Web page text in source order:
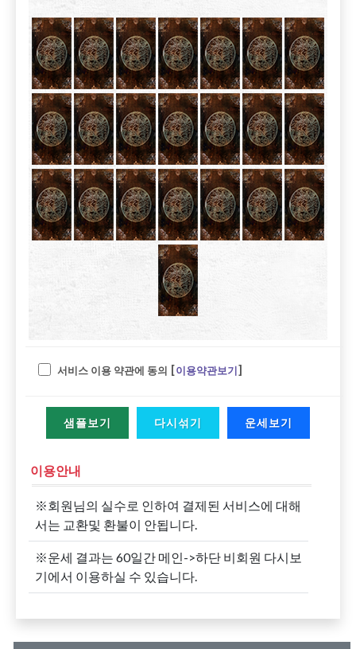
서비스 이용 약관에 동의 [이용약관보기]
샘플보기 다시섞기 운세보기
이용안내
※회원님의 실수로 인하여 결제된 서비스에 대해
서는 교환및 환불이 안됩니다.
※운세 결과는 60일간 메인->하단 비회원 다시보
기에서 이용하실 수 있습니다.